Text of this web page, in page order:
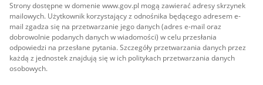
Strony dostępne w domenie www.gov.pl mogą zawierać adresy skrzynek
mailowych. Użytkownik korzystający z odnośnika będącego adresem e-
mail zgadza się na przetwarzanie jego danych (adres e-mail oraz
dobrowolnie podanych danych w wiadomości) w celu przesłania
odpowiedzi na przesłane pytania. Szczegóły przetwarzania danych przez
każdą z jednostek znajdują się w ich politykach przetwarzania danych
osobowych.